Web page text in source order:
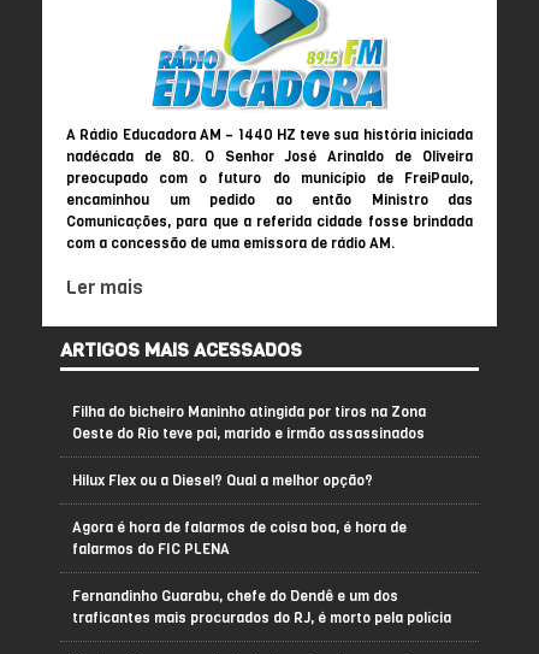
A Rádio Educadora AM – 1440 HZ teve sua história iniciada
nadécada de 80. O Senhor José Arinaldo de Oliveira
preocupado com o futuro do município de FreiPaulo,
encaminhou um pedido ao então Ministro das
Comunicações, para que a referida cidade fosse brindada
com a concessão de uma emissora de rádio AM.
Ler mais
ARTIGOS MAIS ACESSADOS
Filha do bicheiro Maninho atingida por tiros na Zona
Oeste do Rio teve pai, marido e irmão assassinados
Hilux Flex ou a Diesel? Qual a melhor opção?
Agora é hora de falarmos de coisa boa, é hora de
falarmos do FIC PLENA
Fernandinho Guarabu, chefe do Dendê e um dos
traficantes mais procurados do RJ, é morto pela polícia